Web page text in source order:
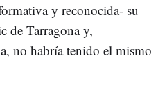
y reconocida- su
de Tarragona y,
no habría tenido el mismo